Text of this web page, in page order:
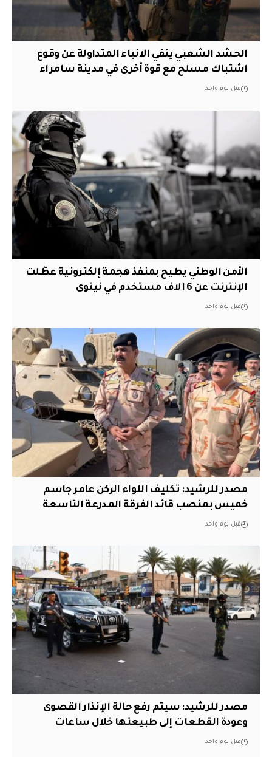
الحشد الشعبي ينفي الانباء المتداولة عن وقوع
اشتباك مسلح مع قوة أخرى في مدينة سامراء
قبل يوم واحد
الأمن الوطني يطيح بمنفذ هجمة إلكترونية عطّلت
الإنترنت عن 6 الاف مستخدم في نينوى
قبل يوم واحد
مصدر للرشيد: تكليف اللواء الركن عامر جاسم
خميس بمنصب قائد الفرقة المدرعة التاسعة
قبل يوم واحد
مصدر للرشيد: سيتم رفع حالة الإنذار القصوى
وعودة القطعات إلى طبيعتها خلال ساعات
قبل يوم واحد